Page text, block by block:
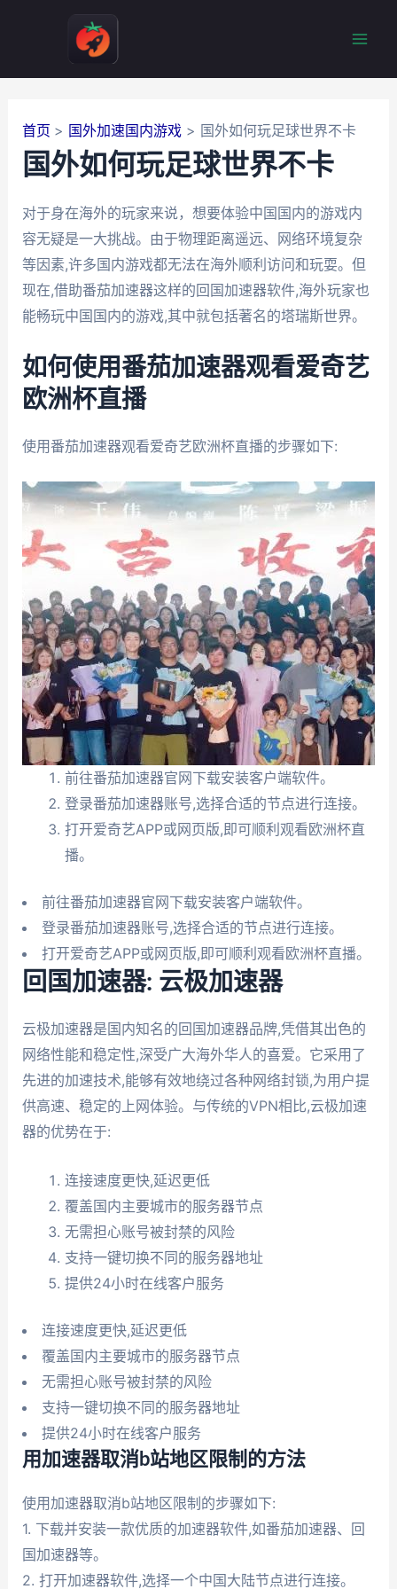
首页 国外加速国内游戏 国外如何玩足球世界不卡
国外如何玩足球世界不卡
对于身在海外的玩家来说，想要体验中国国内的游戏内
容无疑是一大挑战。由于物理距离遥远、网络环境复杂
等因素,许多国内游戏都无法在海外顺利访问和玩耍。但
现在,借助番茄加速器这样的回国加速器软件,海外玩家也
能畅玩中国国内的游戏,其中就包括著名的塔瑞斯世界。
如何使用番茄加速器观看爱奇艺
欧洲杯直播
使用番茄加速器观看爱奇艺欧洲杯直播的步骤如下:
前往番茄加速器官网下载安装客户端软件。
登录番茄加速器账号,选择合适的节点进行连接。
打开爱奇艺APP或网页版,即可顺利观看欧洲杯直
播。
前往番茄加速器官网下载安装客户端软件。
登录番茄加速器账号,选择合适的节点进行连接。
打开爱奇艺APP或网页版,即可顺利观看欧洲杯直播。
回国加速器: 云极加速器
云极加速器是国内知名的回国加速器品牌,凭借其出色的
网络性能和稳定性,深受广大海外华人的喜爱。它采用了
先进的加速技术,能够有效地绕过各种网络封锁,为用户提
供高速、稳定的上网体验。与传统的VPN相比,云极加速
器的优势在于:
连接速度更快,延迟更低
覆盖国内主要城市的服务器节点
无需担心账号被封禁的风险
支持一键切换不同的服务器地址
提供24小时在线客户服务
连接速度更快,延迟更低
覆盖国内主要城市的服务器节点
无需担心账号被封禁的风险
支持一键切换不同的服务器地址
提供24小时在线客户服务
用加速器取消b站地区限制的方法
使用加速器取消b站地区限制的步骤如下:
1. 下载并安装一款优质的加速器软件,如番茄加速器、回
国加速器等。
2. 打开加速器软件,选择一个中国大陆节点进行连接。